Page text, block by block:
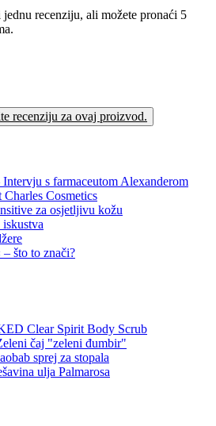
recenziju, ali možete pronaći 5
recenziju za ovaj proizvod.
s farmaceutom Alexanderom
Cosmetics
za osjetljivu kožu
što to znači?
Clear Spirit Body Scrub
čaj "zeleni đumbir"
sprej za stopala
ulja Palmarosa